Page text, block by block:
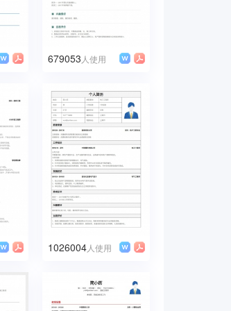
679053 人使用
1026004人使用